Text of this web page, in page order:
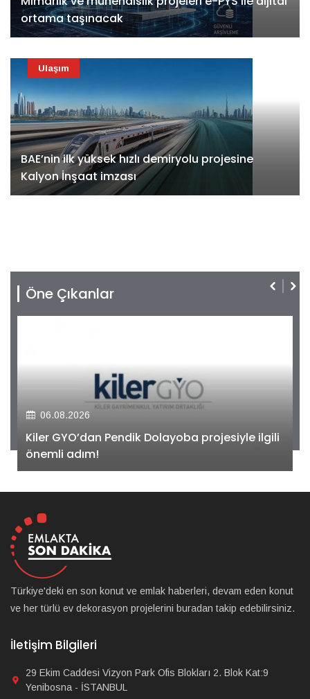
ortama taşınacak
BAE’nin ilk yüksek hızlı demiryolu projesine
Kalyon İnşaat imzası
Ulaşım
Öne Çıkanlar
06.08.2026
Kiler GYO’dan Pendik Dolayoba projesiyle ilgili
önemli adım!
Türkiye'deki en son konut ve emlak haberleri, devam eden konut
ve her türlü ev dekorasyon projelerini buradan takip edebilirsiniz.
İletişim Bilgileri
29 Ekim Caddesi Vizyon Park Ofis Blokları 2. Blok Kat:9
Yenibosna - İSTANBUL